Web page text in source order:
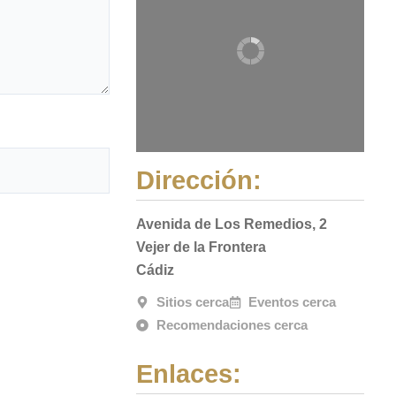
Dirección:
Avenida de Los Remedios, 2
Vejer de la Frontera
Cádiz
Sitios cerca
Eventos cerca
Recomendaciones cerca
Enlaces: